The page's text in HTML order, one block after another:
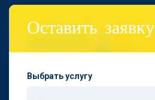
Оставить заявку
Выбрать услугу